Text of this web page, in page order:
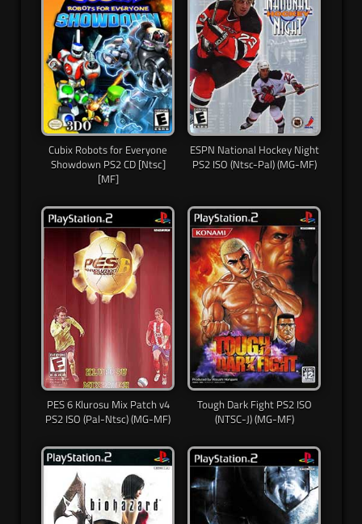
Cubix Robots for Everyone
Showdown PS2 CD [Ntsc]
[MF]
ESPN National Hockey Night
PS2 ISO (Ntsc-Pal) (MG-MF)
PES 6 Klurosu Mix Patch v4
PS2 ISO (Pal-Ntsc) (MG-MF)
Tough Dark Fight PS2 ISO
(NTSC-J) (MG-MF)